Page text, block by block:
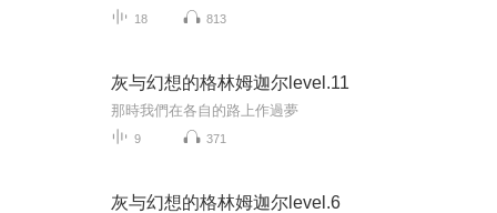
18 813
灰与幻想的格林姆迦尔level.11
那時我們在各自的路上作過夢
9 371
灰与幻想的格林姆迦尔level.6